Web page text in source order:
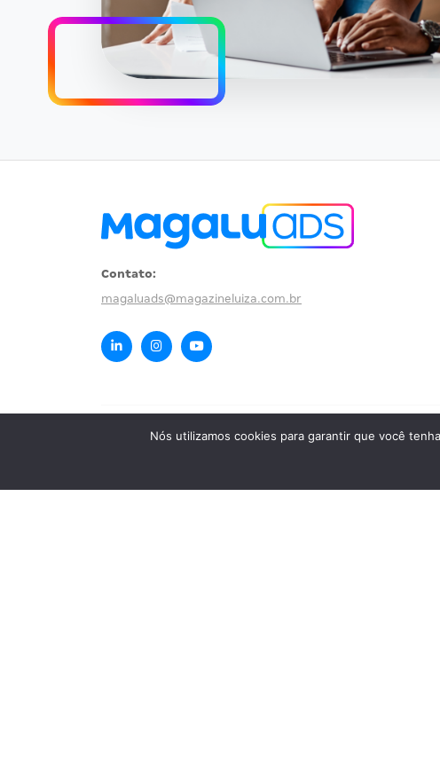
Contato:
magaluads@magazineluiza.com.br
© 2025 Magazine Luiza S/A. Todos os direitos reservados.
Nós utilizamos cookies para garantir que você